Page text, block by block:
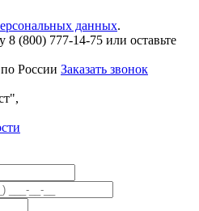
данных.
8 (800) 777-14-75 или оставьте
России Заказать звонок